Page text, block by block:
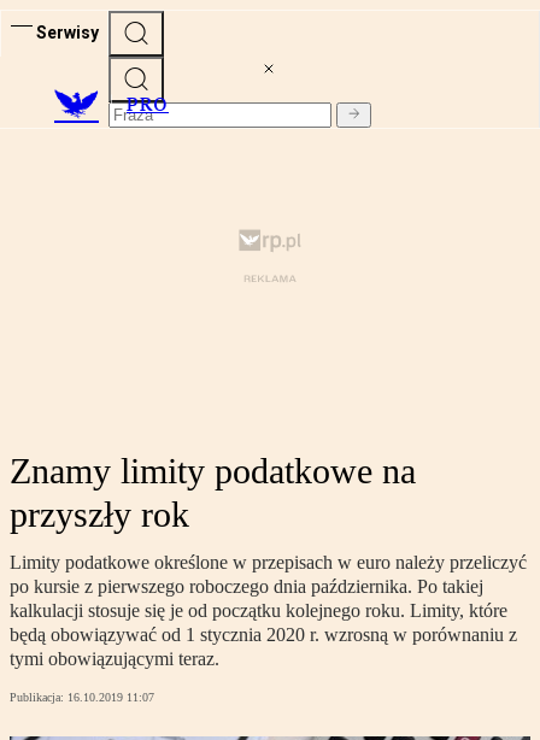
Serwisy
PRO
Znamy limity podatkowe na
przyszły rok
Limity podatkowe określone w przepisach w euro należy przeliczyć
po kursie z pierwszego roboczego dnia października. Po takiej
kalkulacji stosuje się je od początku kolejnego roku. Limity, które
będą obowiązywać od 1 stycznia 2020 r. wzrosną w porównaniu z
tymi obowiązującymi teraz.
Publikacja: 16.10.2019 11:07